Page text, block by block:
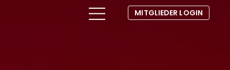
MITGLIEDER LOGIN